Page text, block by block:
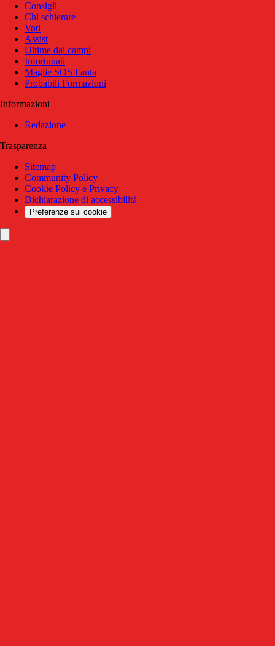
Consigli
Chi schierare
Voti
Assist
Ultime dai campi
Infortunati
Maglie SOS Fanta
Probabili Formazioni
Informazioni
Redazione
Trasparenza
Sitemap
Community Policy
Cookie Policy e Privacy
Dichiarazione di accessibilità
Preferenze sui cookie